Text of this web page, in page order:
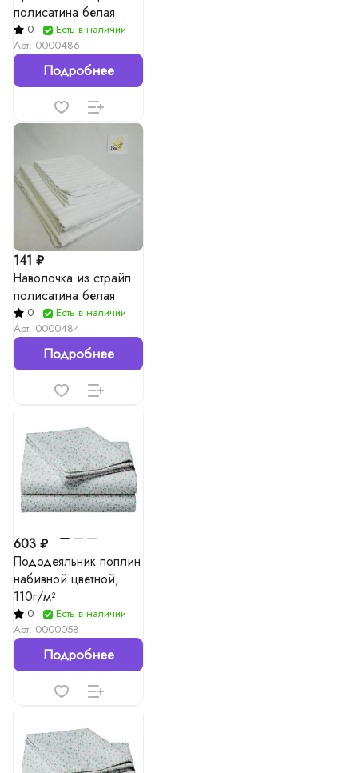
полисатина белая
0
Есть в наличии
Арт. 0000486
Подробнее
141 ₽
Наволочка из страйп
полисатина белая
0
Есть в наличии
Арт. 0000484
Подробнее
603 ₽
Пододеяльник поплин
набивной цветной,
110г/м²
0
Есть в наличии
Арт. 0000058
Подробнее